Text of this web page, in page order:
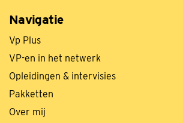
Navigatie
Vp Plus
VP-en in het netwerk
Opleidingen & intervisies
Pakketten
Over mij